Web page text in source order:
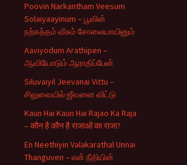
Poovin Narkantham Veesum
Solaiyaayinum – பூவின்
நற்கந்தம் வீசும் சோலையாயினும்
Aaviyodum Arathipen –
ஆவியோடும் ஆராதிப்பேன்
Siluvaiyil Jeevanai Vittu –
சிலுவையில் ஜீவனை விட்டு
Kaun Hai Kaun Hai Rajao Ka Raja
– कौन है कौन है राजाओं का राजा?
En Neethiyin Valakarathal Unnai
Thanguven – என் நீதியின்